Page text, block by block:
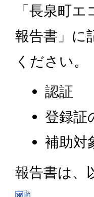
「長泉町
報告書」に
ください。
認証
登録証
補助対
報告書は、